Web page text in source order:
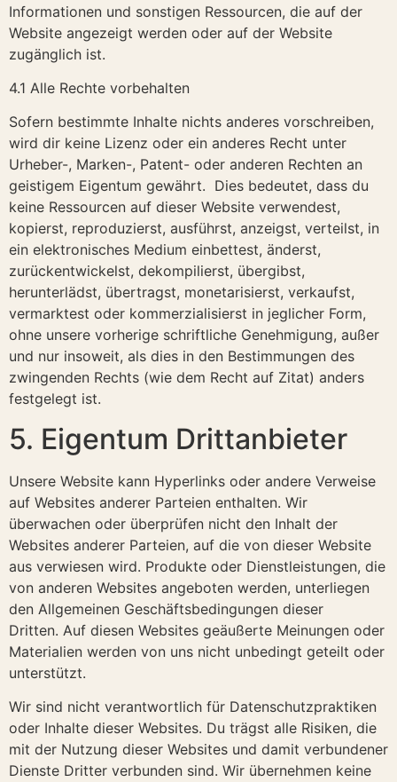
Informationen und sonstigen Ressourcen, die auf der
Website angezeigt werden oder auf der Website
zugänglich ist.
4.1 Alle Rechte vorbehalten
Sofern bestimmte Inhalte nichts anderes vorschreiben,
wird dir keine Lizenz oder ein anderes Recht unter
Urheber-, Marken-, Patent- oder anderen Rechten an
geistigem Eigentum gewährt. Dies bedeutet, dass du
keine Ressourcen auf dieser Website verwendest,
kopierst, reproduzierst, ausführst, anzeigst, verteilst, in
ein elektronisches Medium einbettest, änderst,
zurückentwickelst, dekompilierst, übergibst,
herunterlädst, übertragst, monetarisierst, verkaufst,
vermarktest oder kommerzialisierst in jeglicher Form,
ohne unsere vorherige schriftliche Genehmigung, außer
und nur insoweit, als dies in den Bestimmungen des
zwingenden Rechts (wie dem Recht auf Zitat) anders
festgelegt ist.
5. Eigentum Drittanbieter
Unsere Website kann Hyperlinks oder andere Verweise
auf Websites anderer Parteien enthalten. Wir
überwachen oder überprüfen nicht den Inhalt der
Websites anderer Parteien, auf die von dieser Website
aus verwiesen wird. Produkte oder Dienstleistungen, die
von anderen Websites angeboten werden, unterliegen
den Allgemeinen Geschäftsbedingungen dieser
Dritten. Auf diesen Websites geäußerte Meinungen oder
Materialien werden von uns nicht unbedingt geteilt oder
unterstützt.
Wir sind nicht verantwortlich für Datenschutzpraktiken
oder Inhalte dieser Websites. Du trägst alle Risiken, die
mit der Nutzung dieser Websites und damit verbundener
Dienste Dritter verbunden sind. Wir übernehmen keine